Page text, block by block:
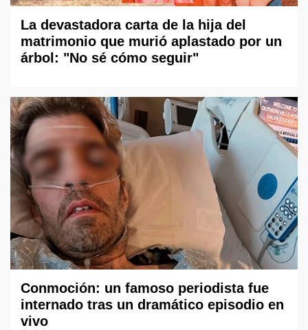
La devastadora carta de la hija del
matrimonio que murió aplastado por un
árbol: "No sé cómo seguir"
Conmoción: un famoso periodista fue
internado tras un dramático episodio en
vivo